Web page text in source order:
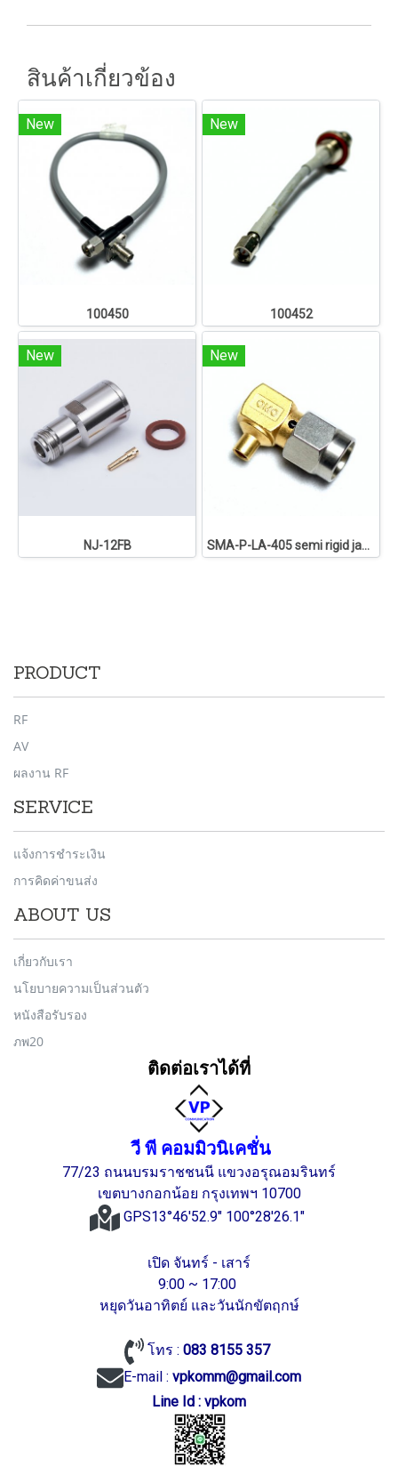
สินค้าเกี่ยวข้อง
New
100450
New
100452
New
NJ-12FB
New
SMA-P-LA-405 semi rigid japan
PRODUCT
RF
AV
ผลงาน RF
SERVICE
แจ้งการชำระเงิน
การคิดค่าขนส่ง
ABOUT US
เกี่ยวกับเรา
นโยบายความเป็นส่วนตัว
หนังสือรับรอง
ภพ20
ติดต่อเราได้ที่
วี พี คอมมิวนิเคชั่น
77/23 ถนนบรมราชชนนี แขวงอรุณอมรินทร์
เขตบางกอกน้อย กรุงเทพฯ 10700
GPS13°46'52.9" 100°28'26.1"
เปิด จันทร์ - เสาร์
9:00 ~ 17:00
หยุดวันอาทิตย์ และวันนักขัตฤกษ์
โทร :083 8155 357
E-mail : vpkomm@gmail.com
Line Id : vpkom